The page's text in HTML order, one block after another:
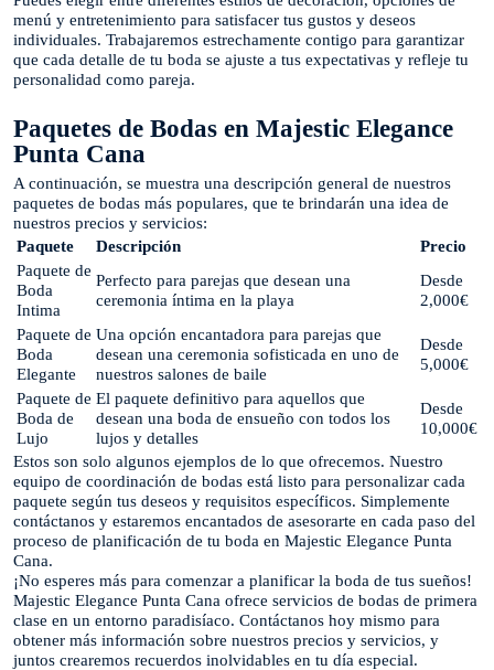
menú y entretenimiento para satisfacer tus gustos y deseos
individuales. Trabajaremos estrechamente contigo para garantizar
que cada detalle de tu boda se ajuste a tus expectativas y refleje tu
personalidad como pareja.
Paquetes de Bodas en Majestic Elegance
Punta Cana
A continuación, se muestra una descripción general de nuestros
paquetes de bodas más populares, que te brindarán una idea de
nuestros precios y servicios:
Paquete
Descripción
Precio
Paquete de
Boda
Intima
Perfecto para parejas que desean una
ceremonia íntima en la playa
Desde
2,000€
Paquete de
Boda
Elegante
Una opción encantadora para parejas que
desean una ceremonia sofisticada en uno de
nuestros salones de baile
Desde
5,000€
Paquete de
Boda de
Lujo
El paquete definitivo para aquellos que
desean una boda de ensueño con todos los
lujos y detalles
Desde
10,000€
Estos son solo algunos ejemplos de lo que ofrecemos. Nuestro
equipo de coordinación de bodas está listo para personalizar cada
paquete según tus deseos y requisitos específicos. Simplemente
contáctanos y estaremos encantados de asesorarte en cada paso del
proceso de planificación de tu boda en Majestic Elegance Punta
Cana.
¡No esperes más para comenzar a planificar la boda de tus sueños!
Majestic Elegance Punta Cana ofrece servicios de bodas de primera
clase en un entorno paradisíaco. Contáctanos hoy mismo para
obtener más información sobre nuestros precios y servicios, y
juntos crearemos recuerdos inolvidables en tu día especial.